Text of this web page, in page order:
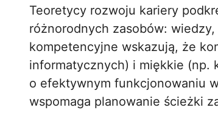
Teoretycy rozwoju kariery
różnorodnych zasobów:
kompetencyjne wskazują, że
informatycznych) i miękkie (np.
o efektywnym funkcjonowaniu
wspomaga planowanie ścieżki